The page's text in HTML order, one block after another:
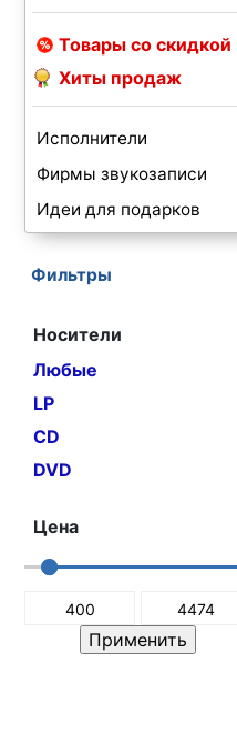
Товары со скидкой
Хиты продаж
Исполнители
Фирмы звукозаписи
Идеи для подарков
Фильтры
Носители
Любые
LP
CD
DVD
Цена